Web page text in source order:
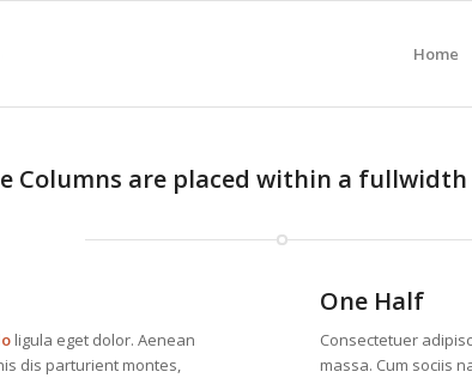
Home
Columns are placed within a
ligula eget dolor. Aenean
dis parturient montes,
One Half
Consectetuer
massa. Cum sociis